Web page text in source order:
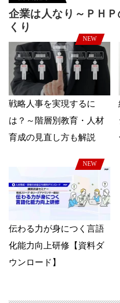
企業は人なり～ＰＨ
くり
NEW
戦略人事を実現するに
は？～階層別教育・人材
育成の見直し方も解説
NEW
伝わる力が身につく言語
化能力向上研修【資料ダ
ウンロード】